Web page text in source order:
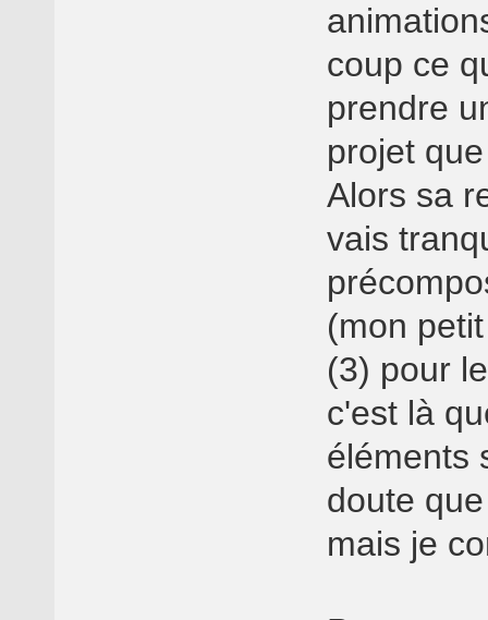
coup ce
prendre
projet
Alors sa
vais
(mon
(3) pour
c'est là
éléments
doute
mais je